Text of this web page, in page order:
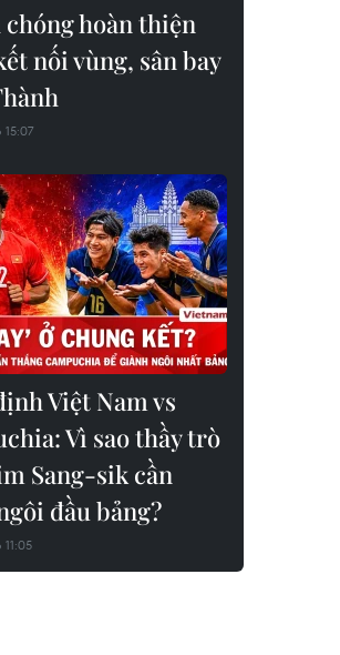
chóng hoàn thiện
nối vùng, sân bay
Việt Nam vs
Vì sao thầy trò
Sang-sik cần
đầu bảng?